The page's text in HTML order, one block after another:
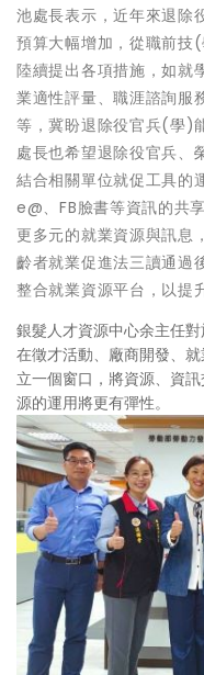
池處長表示，近年來退除
預算大幅增加，從職前技
陸續提出各項措施，如就
業適性評量、職涯諮詢服
等，冀盼退除役官兵(學)
處長也希望退除役官兵、
結合相關單位就促工具的
e@、FB臉書等資訊的共
更多元的就業資源與訊息
齡者就業促進法三讀通過
整合就業資源平台，以提
銀髮人才資源中心余主任
在徵才活動、廠商開發、
立一個窗口，將資源、資
源的運用將更有彈性。